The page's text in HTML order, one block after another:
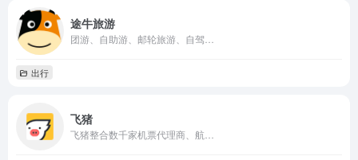
途牛旅游
团游、自助游、邮轮旅游、自驾…
出行
飞猪
飞猪整合数千家机票代理商、航…